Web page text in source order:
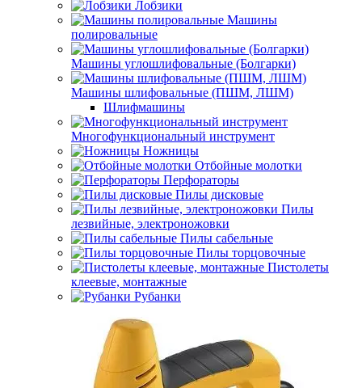
Лобзики
Машины
полировальные
Машины углошлифовальные (Болгарки)
Машины шлифовальные (ПШМ, ЛШМ)
Шлифмашины
Многофункциональный инструмент
Ножницы
Отбойные молотки
Перфораторы
Пилы дисковые
Пилы
лезвийные, электроножовки
Пилы сабельные
Пилы торцовочные
Пистолеты
клеевые, монтажные
Рубанки